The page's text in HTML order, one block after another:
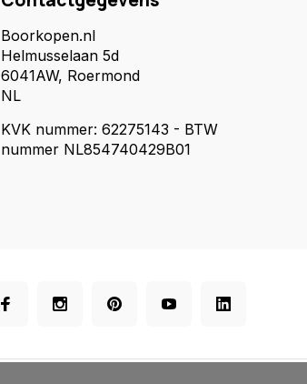
Boorkopen.nl
Helmusselaan 5d
6041AW, Roermond
NL
KVK nummer: 62275143 - BTW
nummer NL854740429B01